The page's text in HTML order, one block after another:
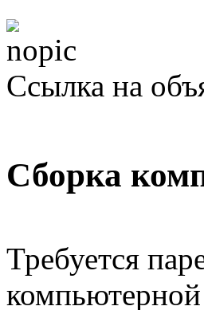
Ссылка на
Сборка
Требуется